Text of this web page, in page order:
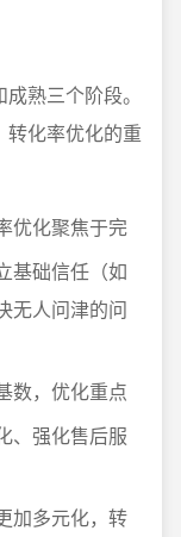
熟三个阶段。
化率优化的重
优化聚焦于完
基础信任（如
无人问津的问
数，优化重点
、强化售后服
加多元化，转